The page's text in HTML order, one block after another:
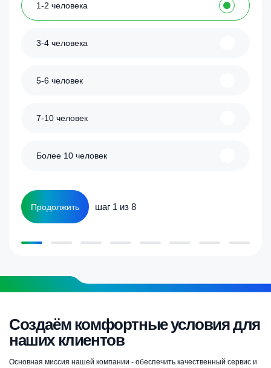
1-2 человека
3-4 человека
5-6 человек
7-10 человек
Более 10 человек
Продолжить шаг 1 из 8
Создаём комфортные условия для
наших клиентов
Основная миссия нашей компании - обеспечить качественный сервис и